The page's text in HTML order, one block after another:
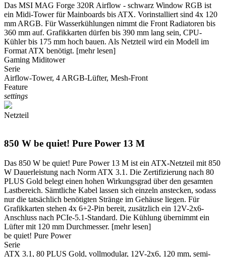
Das MSI MAG Forge 320R Airflow - schwarz Window RGB ist
ein Midi-Tower für Mainboards bis ATX. Vorinstalliert sind 4x 120
mm ARGB. Für Wasserkühlungen nimmt die Front Radiatoren bis
360 mm auf. Grafikkarten dürfen bis 390 mm lang sein, CPU-
Kühler bis 175 mm hoch bauen. Als Netzteil wird ein Modell im
Format ATX benötigt. [mehr lesen]
Gaming Miditower
Serie
Airflow-Tower, 4 ARGB-Lüfter, Mesh-Front
Feature
settings
Netzteil
850 W be quiet! Pure Power 13 M
Das 850 W be quiet! Pure Power 13 M ist ein ATX-Netzteil mit 850
W Dauerleistung nach Norm ATX 3.1. Die Zertifizierung nach 80
PLUS Gold belegt einen hohen Wirkungsgrad über den gesamten
Lastbereich. Sämtliche Kabel lassen sich einzeln anstecken, sodass
nur die tatsächlich benötigten Stränge im Gehäuse liegen. Für
Grafikkarten stehen 4x 6+2-Pin bereit, zusätzlich ein 12V-2x6-
Anschluss nach PCIe-5.1-Standard. Die Kühlung übernimmt ein
Lüfter mit 120 mm Durchmesser. [mehr lesen]
be quiet! Pure Power
Serie
ATX 3.1, 80 PLUS Gold, vollmodular, 12V-2x6, 120 mm, semi-